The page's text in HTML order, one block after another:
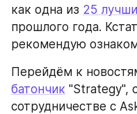
как одна из 25
прошлого года.
рекомендую
Перейдём к
батончик "Strategy",
сотрудничестве с